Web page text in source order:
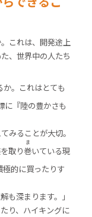
これは、開発途上
、世界中の人たち
。これはとても
に『陸の豊かさも
みることが大切。
取り巻
ま
いている現
極的に買ったりす
も深まります。」
り、ハイキングに